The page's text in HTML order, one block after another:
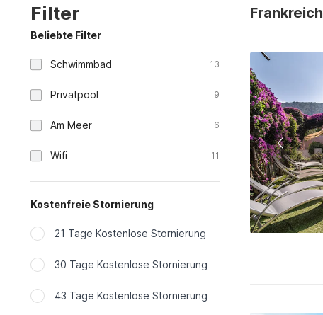
Filter
Beliebte Filter
Schwimmbad 13
Privatpool 9
Am Meer 6
Wifi 11
Kostenfreie Stornierung
21 Tage Kostenlose Stornierung
30 Tage Kostenlose Stornierung
43 Tage Kostenlose Stornierung
Frankreich